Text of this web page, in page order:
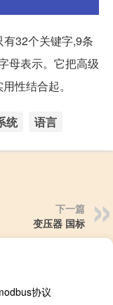
32个关键字,9条
母表示。它把高级
性结合起。
统 语言
下一篇
变压器 国标
协议